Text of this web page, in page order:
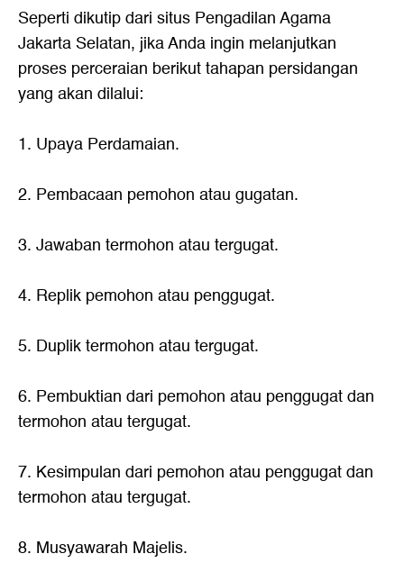
Seperti dikutip dari situs Pengadilan Agama
Jakarta Selatan, jika Anda ingin melanjutkan
proses perceraian berikut tahapan persidangan
yang akan dilalui:
1. Upaya Perdamaian.
2. Pembacaan pemohon atau gugatan.
3. Jawaban termohon atau tergugat.
4. Replik pemohon atau penggugat.
5. Duplik termohon atau tergugat.
6. Pembuktian dari pemohon atau penggugat dan
termohon atau tergugat.
7. Kesimpulan dari pemohon atau penggugat dan
termohon atau tergugat.
8. Musyawarah Majelis.